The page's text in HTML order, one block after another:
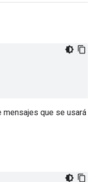
mensajes que se usará